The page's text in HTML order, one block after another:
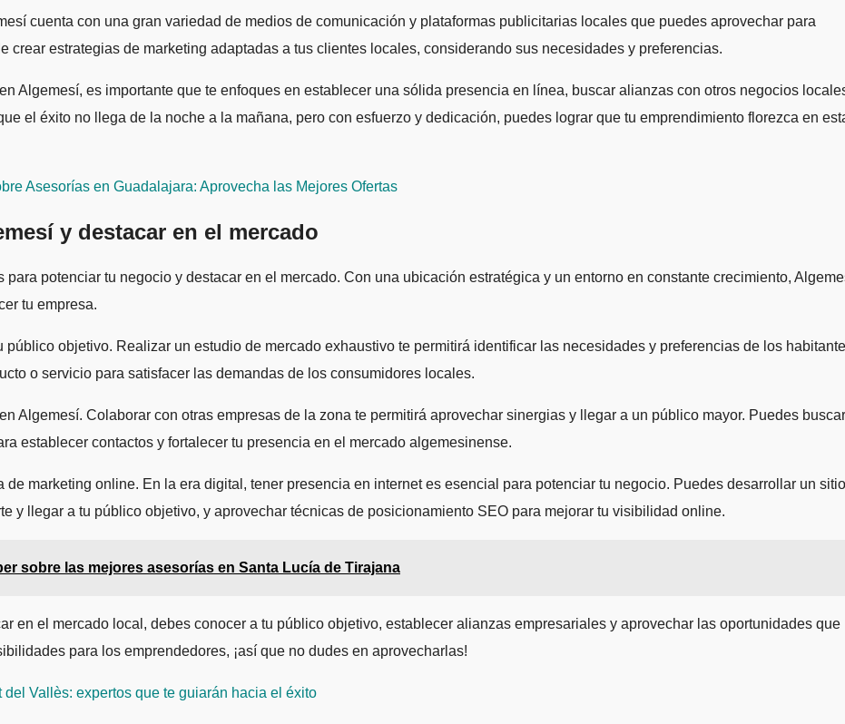
cuenta con una gran variedad de medios de comunicación y plataformas publicitarias locales que puedes aprovechar para
estrategias de marketing adaptadas a tus clientes locales, considerando sus necesidades y preferencias.
Algemesí, es importante que te enfoques en establecer una sólida presencia en línea, buscar alianzas con otros negocios
el éxito no llega de la noche a la mañana, pero con esfuerzo y dedicación, puedes lograr que tu emprendimiento florezca en
Asesorías en Guadalajara: Aprovecha las Mejores Ofertas
y destacar en el mercado
potenciar tu negocio y destacar en el mercado. Con una ubicación estratégica y un entorno en constante crecimiento,
tu empresa.
objetivo. Realizar un estudio de mercado exhaustivo te permitirá identificar las necesidades y preferencias de los
o servicio para satisfacer las demandas de los consumidores locales.
Algemesí. Colaborar con otras empresas de la zona te permitirá aprovechar sinergias y llegar a un público mayor. Puedes buscar
establecer contactos y fortalecer tu presencia en el mercado algemesinense.
marketing online. En la era digital, tener presencia en internet es esencial para potenciar tu negocio. Puedes desarrollar un sitio
y llegar a tu público objetivo, y aprovechar técnicas de posicionamiento SEO para mejorar tu visibilidad online.
sobre las mejores asesorías en Santa Lucía de Tirajana
en el mercado local, debes conocer a tu público objetivo, establecer alianzas empresariales y aprovechar las oportunidades que
para los emprendedores, ¡así que no dudes en aprovecharlas!
Vallès: expertos que te guiarán hacia el éxito